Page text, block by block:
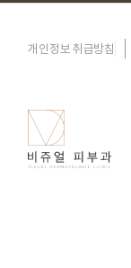
개인정보 취급방침